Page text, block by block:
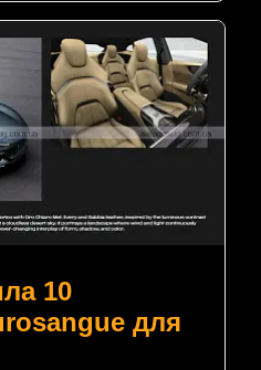
10
для